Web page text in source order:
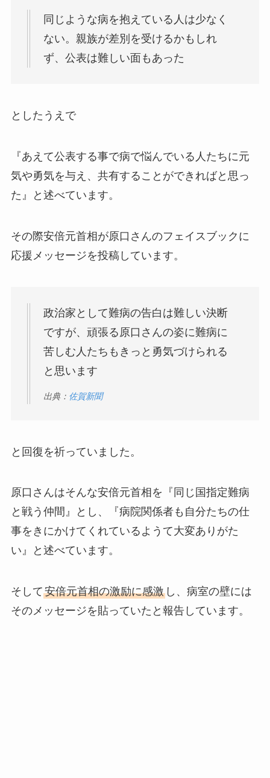
同じような病を抱えている人は少なく
ない。親族が差別を受けるかもしれ
ず、公表は難しい面もあった
としたうえで
『あえて公表する事で病で悩んでいる人たちに元
気や勇気を与え、共有することができればと思っ
た』と述べています。
その際安倍元首相が原口さんのフェイスブックに
応援メッセージを投稿しています。
政治家として難病の告白は難しい決断
ですが、頑張る原口さんの姿に難病に
苦しむ人たちもきっと勇気づけられる
と思います
出典： 佐賀新聞
と回復を祈っていました。
原口さんはそんな安倍元首相を『同じ国指定難病
と戦う仲間』とし、『病院関係者も自分たちの仕
事をきにかけてくれているようて大変ありがた
い』と述べています。
そして安倍元首相の激励に感激し、病室の壁には
そのメッセージを貼っていたと報告しています。